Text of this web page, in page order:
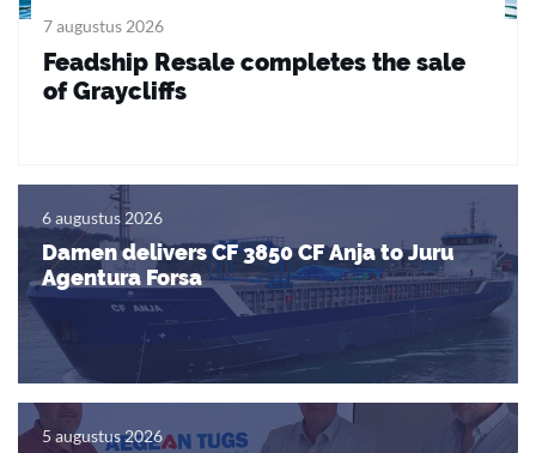
7 augustus 2026
Feadship Resale completes the sale
of Graycliffs
6 augustus 2026
Damen delivers CF 3850 CF Anja to Juru
Agentura Forsa
5 augustus 2026